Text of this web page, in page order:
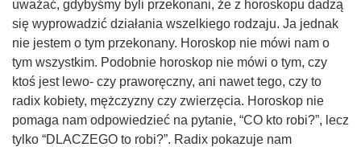
uważać, gdybyśmy byli przekonani, że z horoskopu dadzą
się wyprowadzić działania wszelkiego rodzaju. Ja jednak
nie jestem o tym przekonany. Horoskop nie mówi nam o
tym wszystkim. Podobnie horoskop nie mówi o tym, czy
ktoś jest lewo- czy praworęczny, ani nawet tego, czy to
radix kobiety, mężczyzny czy zwierzęcia. Horoskop nie
pomaga nam odpowiedzieć na pytanie, “CO kto robi?”, lecz
tylko “DLACZEGO to robi?”. Radix pokazuje nam